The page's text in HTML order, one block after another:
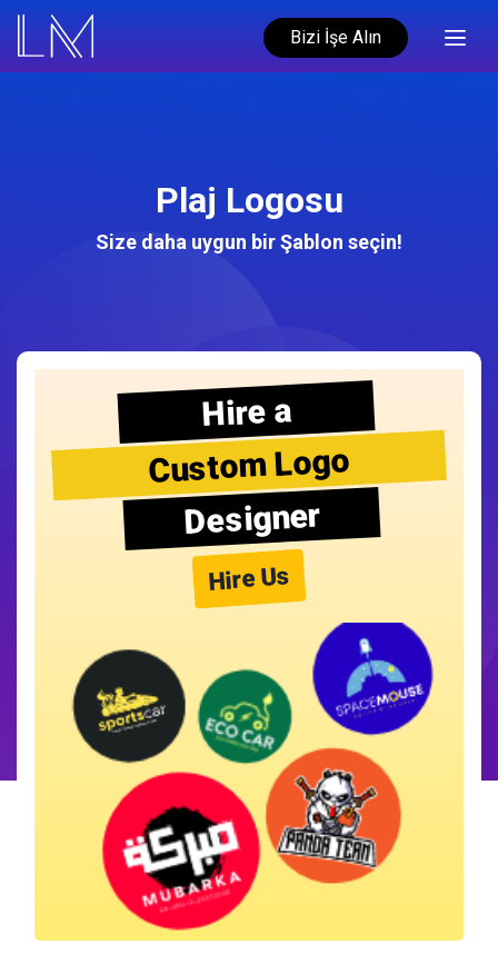
Bizi İşe Alın
Plaj Logosu
Size daha uygun bir Şablon seçin!
Hire a
Custom Logo
Designer
Hire Us